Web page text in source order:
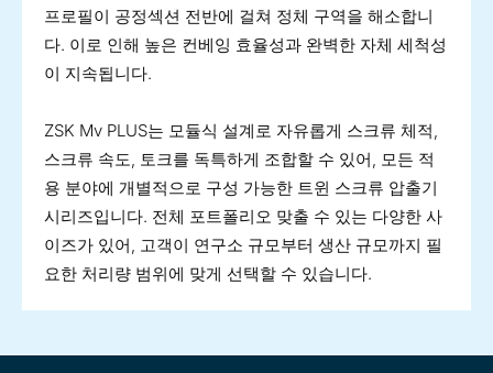
프로필이 공정섹션 전반에 걸쳐 정체 구역을 해소합니
다. 이로 인해 높은 컨베잉 효율성과 완벽한 자체 세척성
이 지속됩니다.
ZSK Mv PLUS는 모듈식 설계로 자유롭게 스크류 체적,
스크류 속도, 토크를 독특하게 조합할 수 있어, 모든 적
용 분야에 개별적으로 구성 가능한 트윈 스크류 압출기
시리즈입니다. 전체 포트폴리오 맞출 수 있는 다양한 사
이즈가 있어, 고객이 연구소 규모부터 생산 규모까지 필
요한 처리량 범위에 맞게 선택할 수 있습니다.